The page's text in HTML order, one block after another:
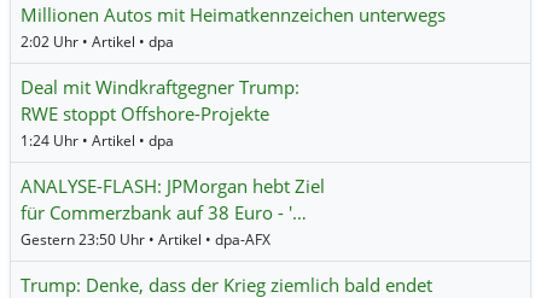
Millionen Autos mit Heimatkennzeichen unterwegs
2:02 Uhr • Artikel • dpa
Deal mit Windkraftgegner Trump:
RWE stoppt Offshore-Projekte
1:24 Uhr • Artikel • dpa
ANALYSE-FLASH: JPMorgan hebt Ziel
für Commerzbank auf 38 Euro - '…
Gestern 23:50 Uhr • Artikel • dpa-AFX
Trump: Denke, dass der Krieg ziemlich bald endet